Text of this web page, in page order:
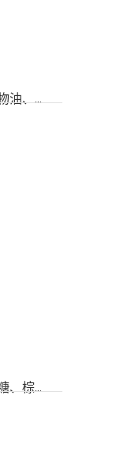
油、...
、棕...